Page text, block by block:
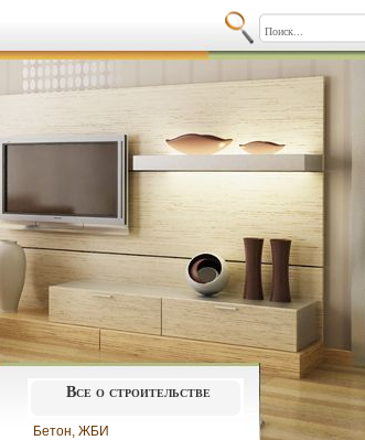
Все о строительстве
Бетон, ЖБИ